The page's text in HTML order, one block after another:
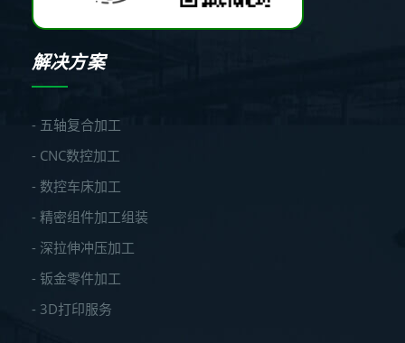
解决方案
- 五轴复合加工
- CNC数控加工
- 数控车床加工
- 精密组件加工组装
- 深拉伸冲压加工
- 钣金零件加工
- 3D打印服务